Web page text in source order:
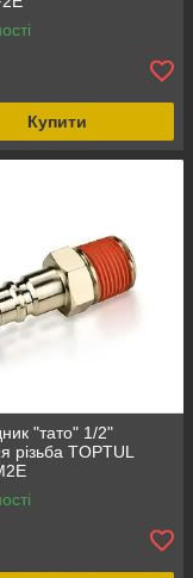
Купити
"тато" 1/2"
різьба TOPTUL